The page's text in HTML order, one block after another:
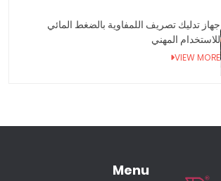
جهاز تدليك تصريف اللمفاوية بالضغط المائي
للاستخدام المهني
VIEW MORE
Menu